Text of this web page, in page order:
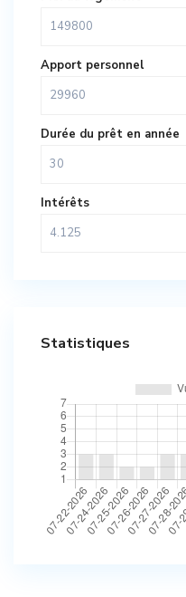
Apport personnel
Durée du prêt en année
Intérêts
Statistiques